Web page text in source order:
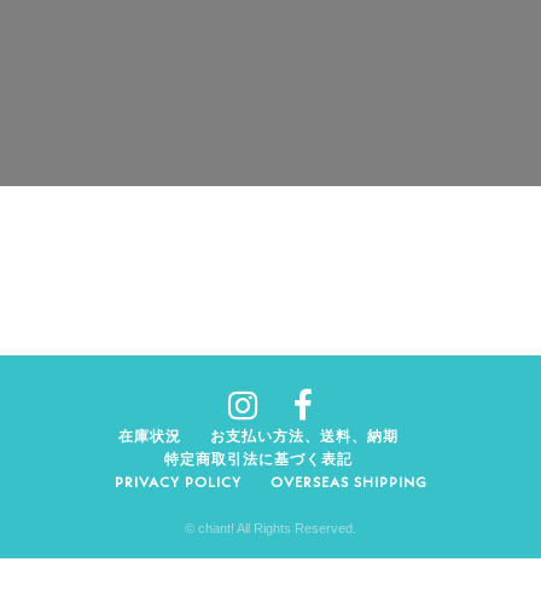
在庫状況
お支払い方法、送料、納期
特定商取引法に基づく表記
PRIVACY POLICY
OVERSEAS SHIPPING
© chant! All Rights Reserved.